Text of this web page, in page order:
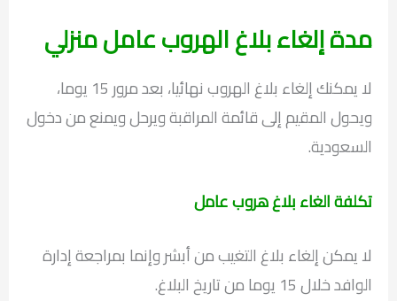
مدة إلغاء بلاغ الهروب عامل منزلي
لا يمكنك إلغاء بلاغ الهروب نهائيا، بعد مرور 15 يوما،
ويحول المقيم إلى قائمة المراقبة ويرحل ويمنع من دخول
السعودية.
تكلفة الغاء بلاغ هروب عامل
لا يمكن إلغاء بلاغ التغيب من أبشر وإنما بمراجعة إدارة
الوافد خلال 15 يوما من تاريخ البلاغ.